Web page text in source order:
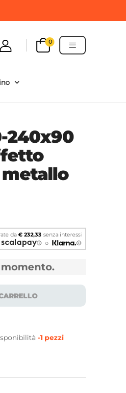
BUTTON
0
240x90
da€ 232,33 senza interessi
o
-1 pezzi